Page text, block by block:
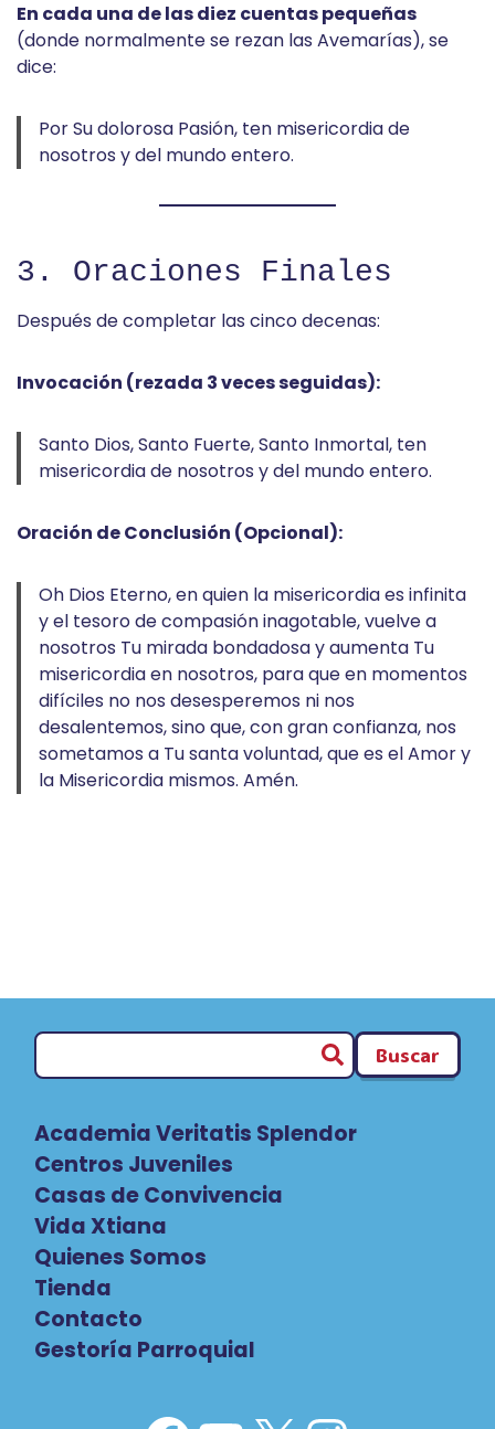
En cada una de las diez cuentas pequeñas
(donde normalmente se rezan las Avemarías), se
dice:
Por Su dolorosa Pasión, ten misericordia de
nosotros y del mundo entero.
3. Oraciones Finales
Después de completar las cinco decenas:
Invocación (rezada 3 veces seguidas):
Santo Dios, Santo Fuerte, Santo Inmortal, ten
misericordia de nosotros y del mundo entero.
Oración de Conclusión (Opcional):
Oh Dios Eterno, en quien la misericordia es infinita
y el tesoro de compasión inagotable, vuelve a
nosotros Tu mirada bondadosa y aumenta Tu
misericordia en nosotros, para que en momentos
difíciles no nos desesperemos ni nos
desalentemos, sino que, con gran confianza, nos
sometamos a Tu santa voluntad, que es el Amor y
la Misericordia mismos. Amén.
Buscar
Academia Veritatis Splendor
Centros Juveniles
Casas de Convivencia
Vida Xtiana
Quienes Somos
Tienda
Contacto
Gestoría Parroquial